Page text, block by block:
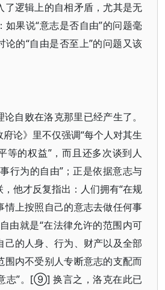
了逻辑上的自相矛盾，尤其是无
如果说“意志是否自由”的问题毫
论的“自由是否至上”的问题又该
自败在洛克那里已经产生了。
论》里不仅强调“每个人对其生
等的权益”，而且还多次谈到人
行为的自由”；正是依据意志与
他才反复指出：人们拥有“在规
情上按照自己的意志去做任何事
由就是“在法律允许的范围内可
己的人身、行为、财产以及全部
围内不受别人专断意志的支配而
志”。[⑨] 换言之，洛克在此已